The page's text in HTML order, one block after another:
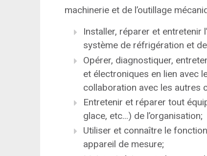
machinerie et de l’outillage
Installer, réparer et entretenir
système de réfrigération et
Opérer, diagnostiquer,
et électroniques en lien avec
collaboration avec les autres
Entretenir et réparer tout
glace, etc...) de l’organisation;
Utiliser et connaître le
appareil de mesure;